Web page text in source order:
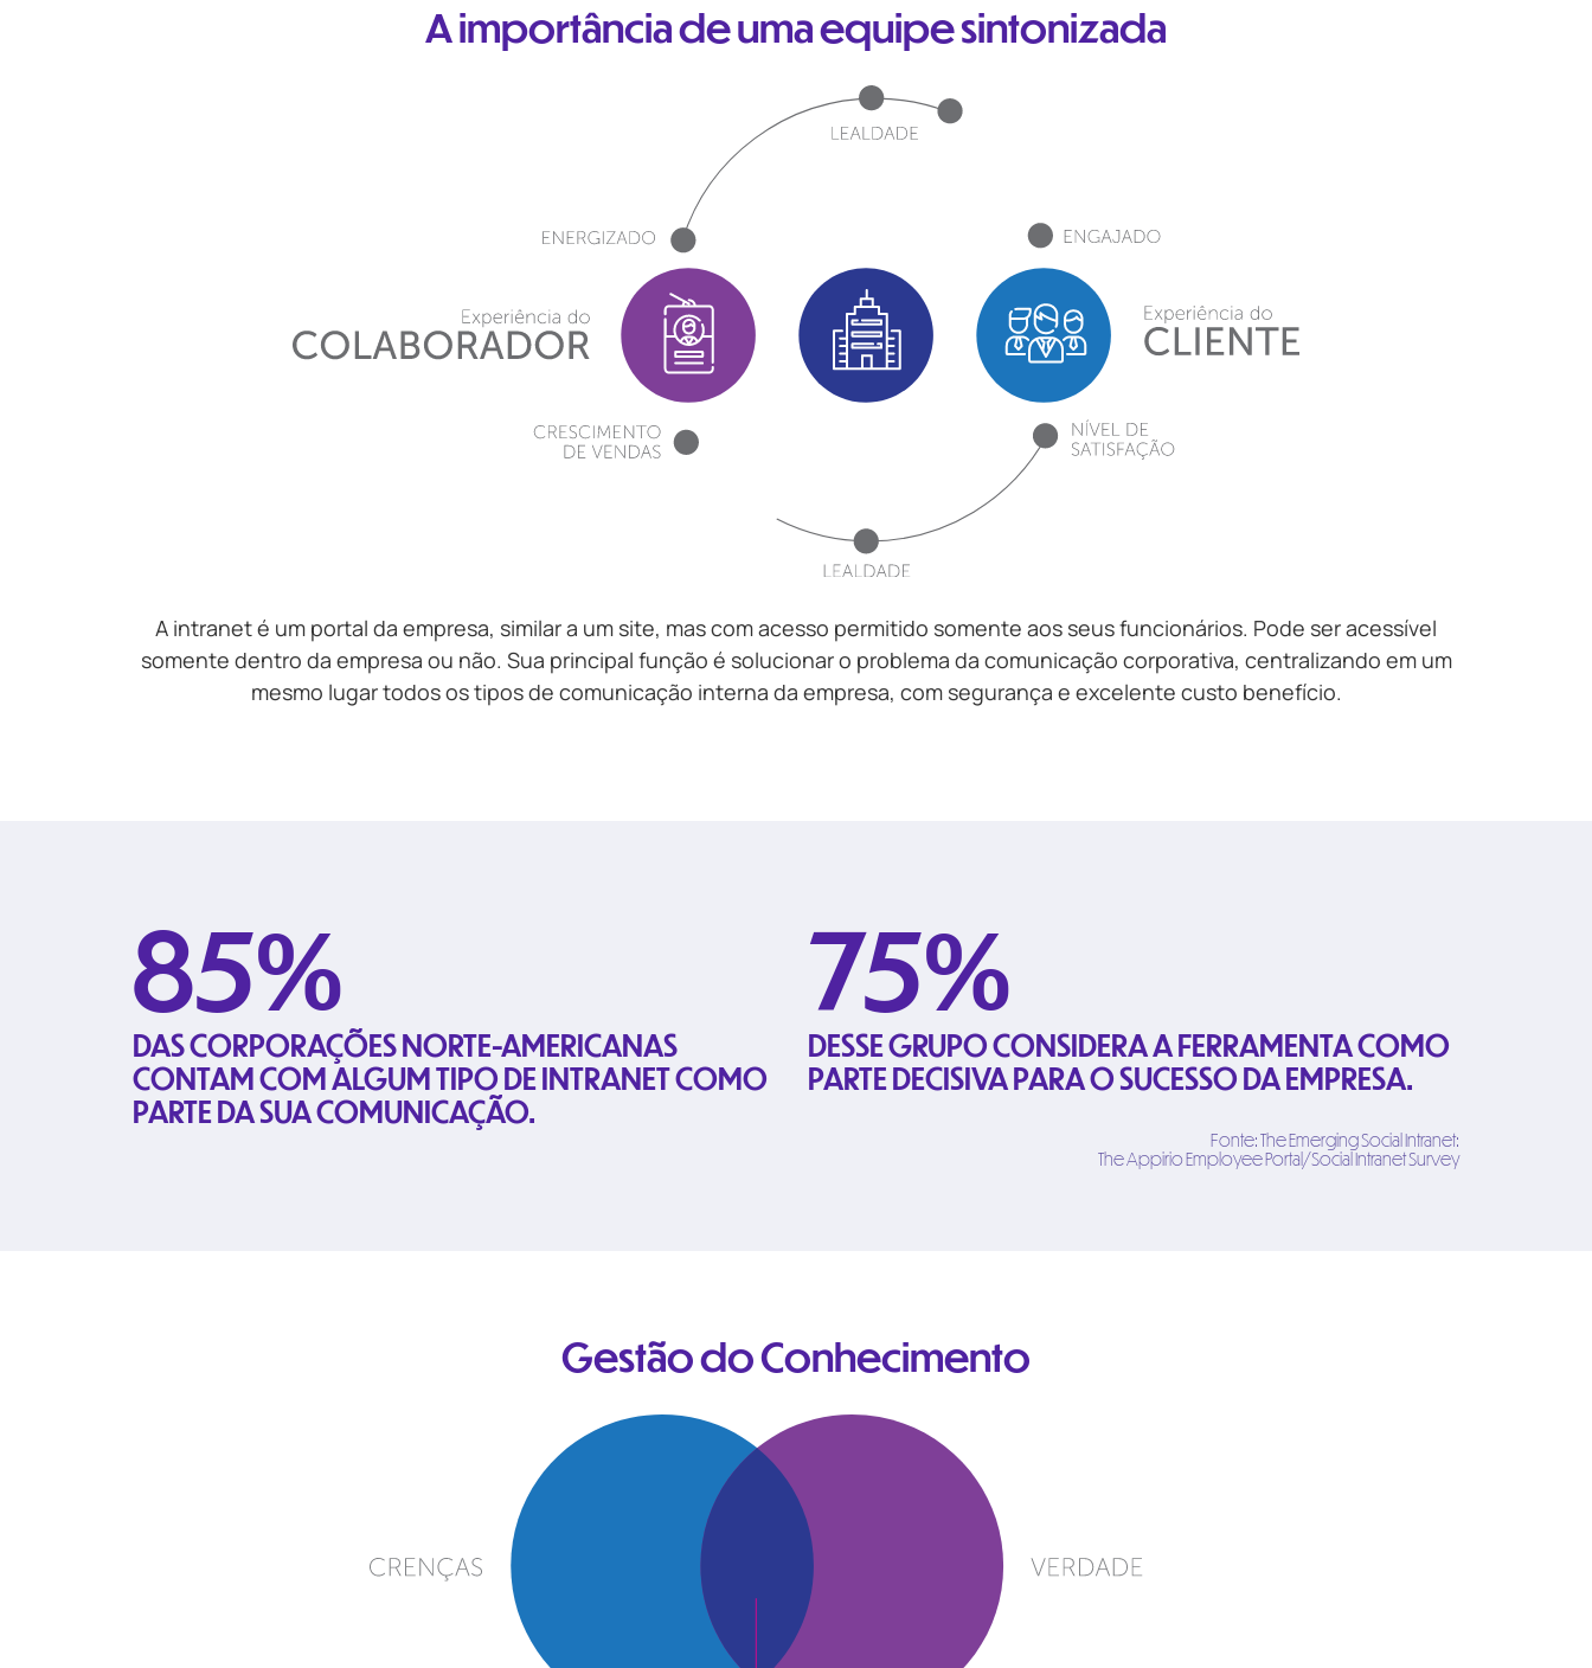
A importância de uma equipe sintonizada
A intranet é um portal da empresa, similar a um site, mas com acesso permitido somente aos seus funcionários. Pode ser acessível
somente dentro da empresa ou não. Sua principal função é solucionar o problema da comunicação corporativa, centralizando em um
mesmo lugar todos os tipos de comunicação interna da empresa, com segurança e excelente custo benefício.
85%
DAS CORPORAÇÕES NORTE-AMERICANAS
CONTAM COM ALGUM TIPO DE INTRANET COMO
PARTE DA SUA COMUNICAÇÃO.
75%
DESSE GRUPO CONSIDERA A FERRAMENTA COMO
PARTE DECISIVA PARA O SUCESSO DA EMPRESA.
Fonte: The Emerging Social Intranet:
The Appirio Employee Portal/Social Intranet Survey
Gestão do Conhecimento